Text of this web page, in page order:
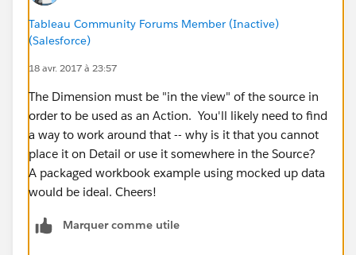
Tableau Community Forums Member (Inactive)
(Salesforce)
18 avr. 2017 à 23:57
The Dimension must be "in the view" of the source in
order to be used as an Action. You'll likely need to find
a way to work around that -- why is it that you cannot
place it on Detail or use it somewhere in the Source?
A packaged workbook example using mocked up data
would be ideal. Cheers!
Marquer comme utile